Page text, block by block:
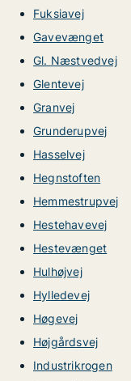
Fuksiavej
Gavevænget
Gl. Næstvedvej
Glentevej
Granvej
Grunderupvej
Hasselvej
Hegnstoften
Hemmestrupvej
Hestehavevej
Hestevænget
Hulhøjvej
Hylledevej
Høgevej
Højgårdsvej
Industrikrogen